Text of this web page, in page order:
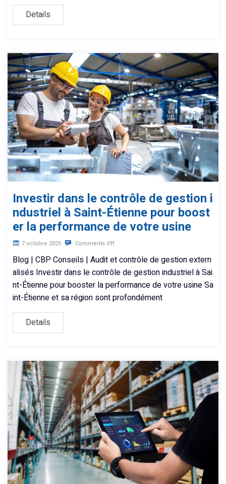
Details
Investir dans le contrôle de gestion i
ndustriel à Saint-Étienne pour boost
er la performance de votre usine
7 octobre 2025 Comments Off
Blog | CBP Conseils | Audit et contrôle de gestion extern
alisés Investir dans le contrôle de gestion industriel à Sai
nt-Étienne pour booster la performance de votre usine Sa
int-Étienne et sa région sont profondément
Details